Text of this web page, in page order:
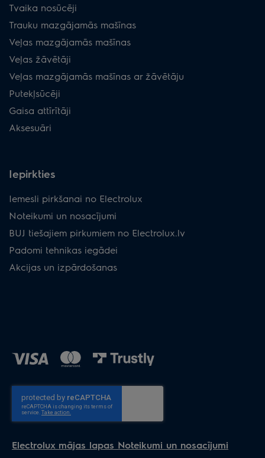
Tvaika nosūcēji
Trauku mazgājamās mašīnas
Veļas mazgājamās mašīnas
Veļas žāvētāji
Veļas mazgājamās mašīnas ar žāvētāju
Putekļsūcēji
Gaisa attīrītāji
Aksesuāri
Iepirkties
Iemesli pirkšanai no Electrolux
Noteikumi un nosacījumi
BUJ tiešajiem pirkumiem no Electrolux.lv
Padomi tehnikas iegādei
Akcijas un izpārdošanas
Electrolux mājas lapas Noteikumi un nosacījumi